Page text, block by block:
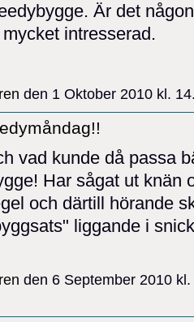
Är det
intresserad.
den 1 Oktober 2010 kl.
vad kunde då passa
Har sågat ut knän
och därtill hörande
liggande i
den 6 September 2010